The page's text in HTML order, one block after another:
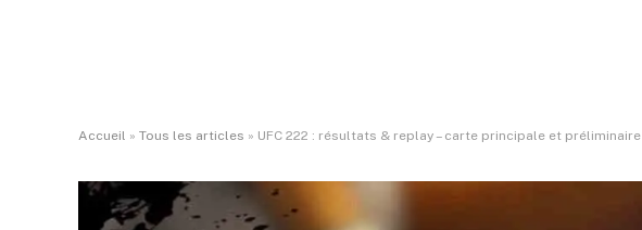
Accueil » Tous les articles » UFC 222 : résultats & replay – carte principale et préliminaire